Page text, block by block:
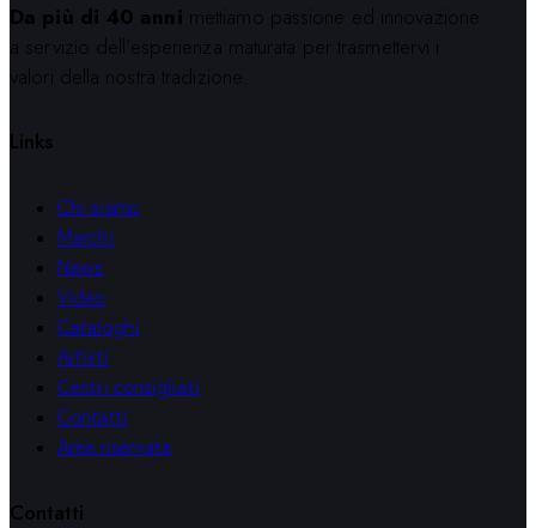
Da più di 40 anni mettiamo passione ed innovazione
a servizio dell’esperienza maturata per trasmettervi i
valori della nostra tradizione.
Links
Chi siamo
Marchi
News
Video
Cataloghi
Artisti
Centri consigliati
Contatti
Area riservata
Contatti